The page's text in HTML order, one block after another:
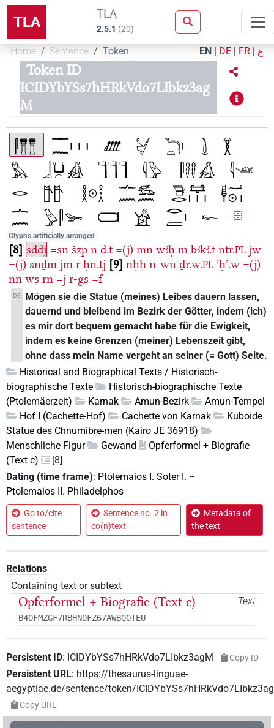
TLA TLA
2.5.1 (20)
Home Sentence Token EN | DE | FR | ع
Token ID
ICIDYbYSs7hHRkVdo7LIbkz3ag
M
Glyphs artificially arranged
8 sḏdi̯ =sn šzp n ḏ.t =(j) mn wꜣḥ m bꜣkꜣ.t nṯr.PL jw
=(j) snḏm jm r ḥn.tj 9 nḥḥ n-wn ḏr.w.PL ꜥḥꜥ.w =(j)
nn ws rn =j r-gs =f
DE
Mögen sie die Statue (meines) Leibes dauern lassen,
dauernd und bleibend im Bezirk der Götter, indem (ich)
es mir dort bequem gemacht habe für die Ewigkeit,
indem es keine Grenzen (meiner) Lebenszeit gibt,
ohne dass mein Name vergeht an seiner (= Gott) Seite.
Historical and Biographical Texts / Historisch-
biographische Texte
Historisch-biographische Texte
(Ptolemäerzeit)
Karnak Amun-Bezirk
Amun-Tempel
Hof I (Cachette-Hof)
Cachette von Karnak
Kuboide
Statue des Chnumibre-men (Kairo JE 36918)
Menschliche Figur
Gewand
Opferformel + Biografie
(Text c)
[8]
Dating (time frame): Ptolemaios I. Soter I. –
Ptolemaios II. Philadelphos
Go to/cite
sentence
Sentence no. 2 in
co(n)text
Metadata of
the text
Relations
Containing text or subtext
Text
Opferformel + Biografie (Text c)
B4OFMZGF7RBHNOFZ67AWBQOTEU
Persistent ID: ICIDYbYSs7hHRkVdo7LIbkz3agM Copy ID
Persistent URL: https://thesaurus-linguae-
aegyptiae.de/sentence/token/
Copy URL